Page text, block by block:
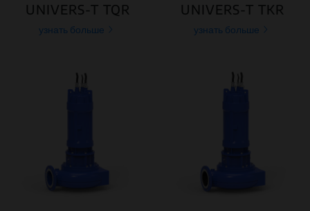
UNIVERS-T TQR
узнать больше
UNIVERS-T TKR
узнать больше